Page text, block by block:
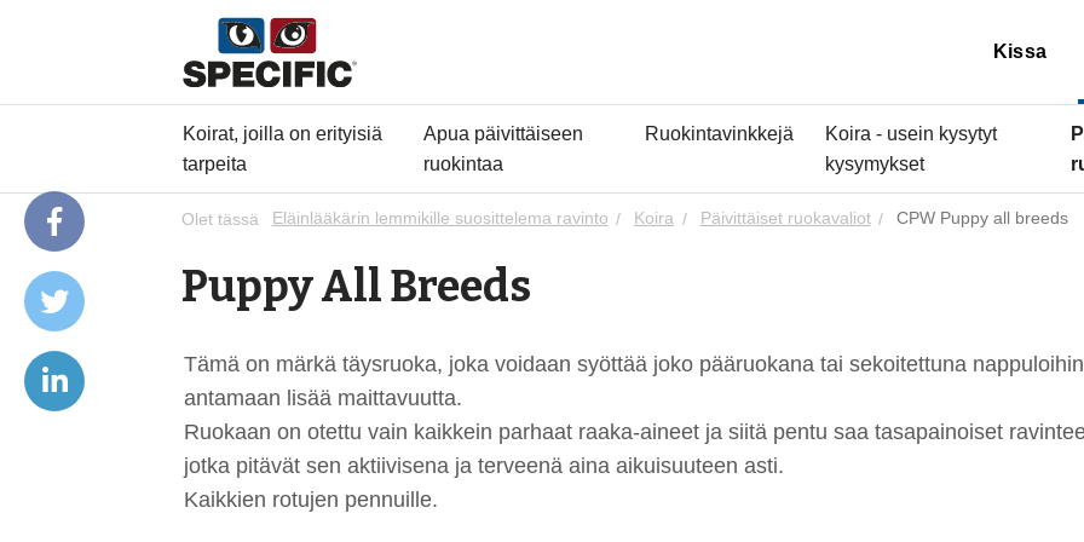
Kissa
Koirat, joilla on erityisiä
tarpeita
Apua päivittäiseen
ruokintaa
Ruokintavinkkejä
Koira - usein kysytyt
kysymykset
Olet tässä Eläinlääkärin lemmikille suosittelema ravinto Koira Päivittäiset ruokavaliot CPW Puppy all breeds
Puppy All Breeds
Tämä on märkä täysruoka, joka voidaan syöttää joko pääruokana tai sekoitettuna nappuloihin
antamaan lisää maittavuutta.
Ruokaan on otettu vain kaikkein parhaat raaka-aineet ja siitä pentu saa tasapainoiset
jotka pitävät sen aktiivisena ja terveenä aina aikuisuuteen asti.
Kaikkien rotujen pennuille.